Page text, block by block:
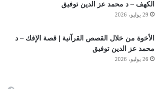
الكهف – د محمد عز الدين توفيق
29 يوليو، 2026
الأخوة من خلال القصص القرآنية | قصة الإفك – د
محمد عز الدين توفيق
26 يوليو، 2026